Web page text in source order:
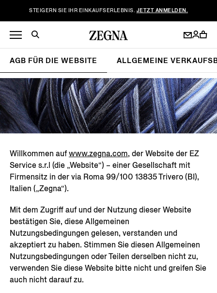
STEIGERN SIE IHR EINKAUFSERLEBNIS. JETZT ANMELDEN.
AGB FÜR DIE WEBSITE ALLGEMEINE
Willkommen aufwww.zegna.com, der Website der EZ
Service s.r.l (die „Website“) – einer Gesellschaft mit
Firmensitz in der via Roma 99/100 13835 Trivero (BI),
Italien („Zegna“).
Mit dem Zugriff auf und der Nutzung dieser Website
bestätigen Sie, diese Allgemeinen
Nutzungsbedingungen gelesen, verstanden und
akzeptiert zu haben. Stimmen Sie diesen Allgemeinen
Nutzungsbedingungen oder Teilen derselben nicht zu,
verwenden Sie diese Website bitte nicht und greifen Sie
auch nicht darauf zu.